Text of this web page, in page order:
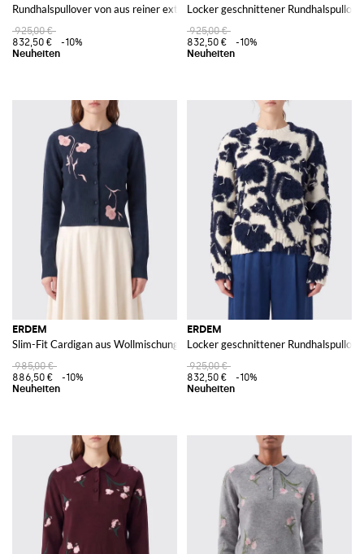
Rundhalspullover von aus reiner extrafeiner Merinowolle mit Blumenmotiv
925,00 €
832,50 €
-10%
Locker geschnittener
925,00 €
832,50 €
-10%
ERDEM
Slim-Fit Cardigan aus Wollmischung mit Rundhalsausschnitt und
985,00 €
886,50 €
-10%
ERDEM
Locker geschnittener
925,00 €
832,50 €
-10%